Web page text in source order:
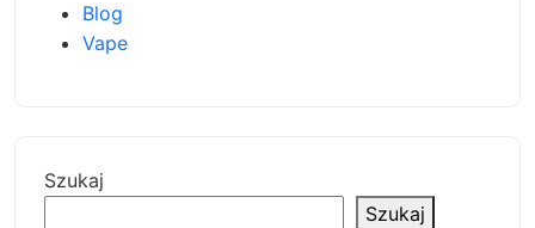
Blog
Vape
Szukaj
Szukaj